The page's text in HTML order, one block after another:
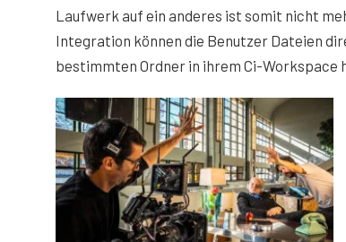
Laufwerk auf ein anderes ist somit nicht
Integration können die Benutzer Dateien
bestimmten Ordner in ihrem Ci-Workspace